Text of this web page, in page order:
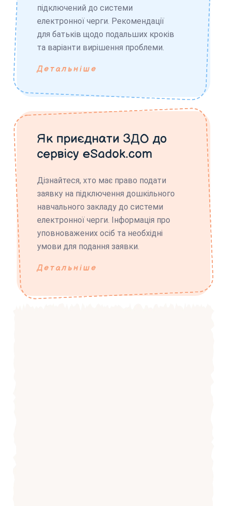
підключений до системи
електронної черги. Рекомендації
для батьків щодо подальших кроків
та варіанти вирішення проблеми.
Детальніше
Як приєднати ЗДО до
сервісу eSadok.com
Дізнайтеся, хто має право подати
заявку на підключення дошкільного
навчального закладу до системи
електронної черги. Інформація про
уповноважених осіб та необхідні
умови для подання заявки.
Детальніше